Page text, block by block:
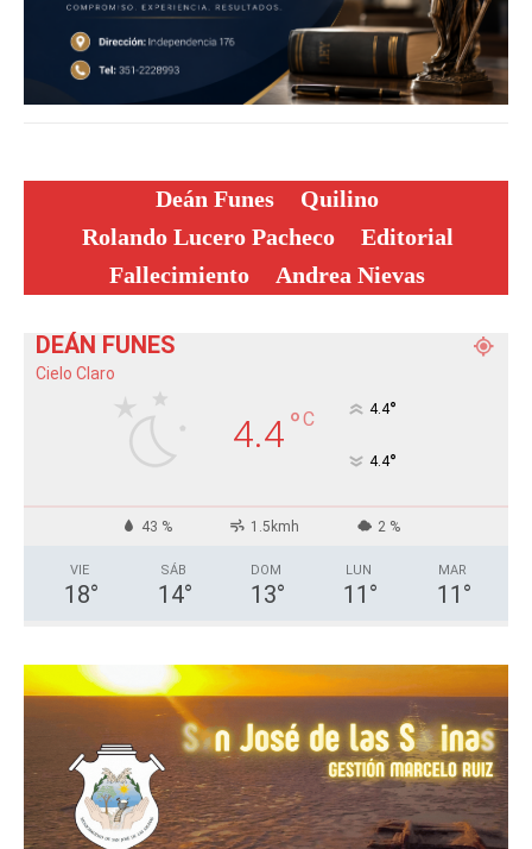
Deán Funes
Quilino
Rolando Lucero Pacheco
Editorial
Fallecimiento
Andrea Nievas
DEÁN FUNES
Cielo Claro
4.4°C 4.4°
4.4°
43 % 1.5kmh 2 %
VIE
18°
SÁB
14°
DOM
13°
LUN
11 °
MAR
11 °